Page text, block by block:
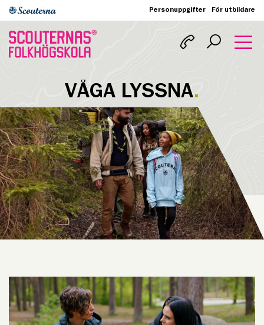
Personuppgifter För utbildare
VÅGA LYSSNA